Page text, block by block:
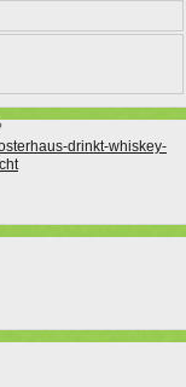
drinkt-whiskey-